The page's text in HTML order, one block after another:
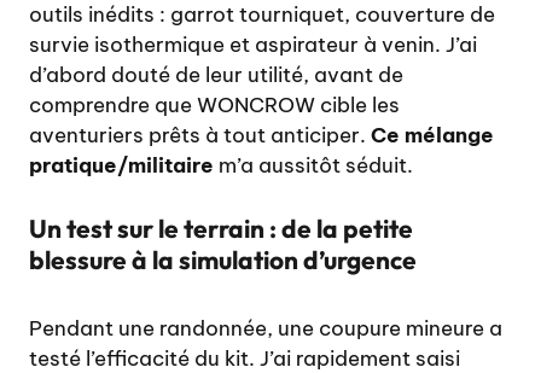
outils inédits : garrot tourniquet, couverture de
survie isothermique et aspirateur à venin. J’ai
d’abord douté de leur utilité, avant de
comprendre que WONCROW cible les
aventuriers prêts à tout anticiper. Ce mélange
pratique/militaire m’a aussitôt séduit.
Un test sur le terrain : de la petite
blessure à la simulation d’urgence
Pendant une randonnée, une coupure mineure a
testé l’efficacité du kit. J’ai rapidement saisi